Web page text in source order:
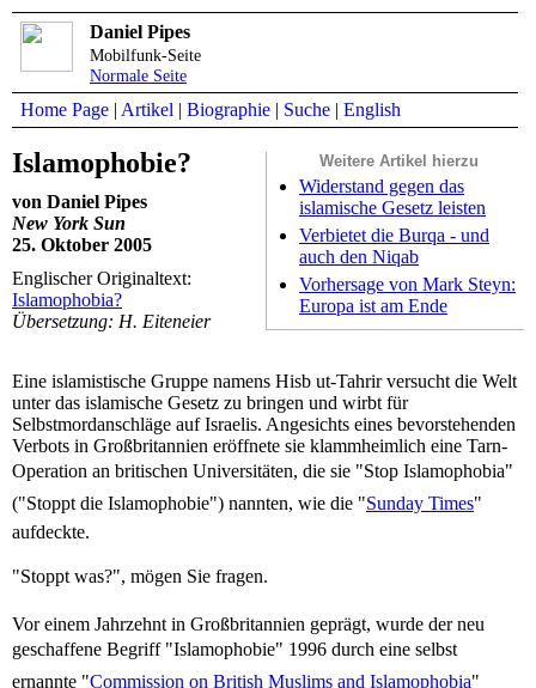
Daniel Pipes
Mobilfunk-Seite
Normale Seite
Home Page | Artikel | Biographie | Suche | English
Weitere Artikel hierzu
Widerstand gegen das
islamische Gesetz leisten
Verbietet die Burqa - und
auch den Niqab
Vorhersage von Mark Steyn:
Europa ist am Ende
Islamophobie?
von Daniel Pipes
New York Sun
25. Oktober 2005
Englischer Originaltext:
Islamophobia?
Übersetzung: H. Eiteneier
Eine islamistische Gruppe namens Hisb ut-Tahrir versucht die Welt
unter das islamische Gesetz zu bringen und wirbt für
Selbstmordanschläge auf Israelis. Angesichts eines bevorstehenden
Verbots in Großbritannien eröffnete sie klammheimlich eine Tarn-
Operation an britischen Universitäten, die sie "Stop Islamophobia"
("Stoppt die Islamophobie") nannten, wie die "Sunday Times"
aufdeckte.
"Stoppt was?", mögen Sie fragen.
Vor einem Jahrzehnt in Großbritannien geprägt, wurde der neu
geschaffene Begriff "Islamophobie" 1996 durch eine selbst
ernannte "Commission on British Muslims and Islamophobia"